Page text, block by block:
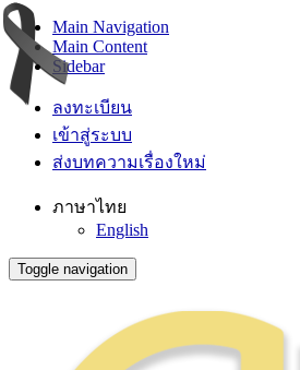
Main Navigation
Main Content
Sidebar
ลงทะเบียน
เข้าสู่ระบบ
ส่งบทความเรื่องใหม่
ภาษาไทย
English
Toggle navigation